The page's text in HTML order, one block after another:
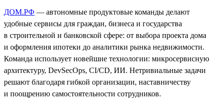
ДОМ.РФ — автономные продуктовые команды делают
удобные сервисы для граждан, бизнеса и государства
в строительной и банковской сфере: от выбора проекта дома
и оформления ипотеки до аналитики рынка недвижимости.
Команда использует новейшие технологии: микросервисную
архитектуру, DevSecOps, CI/CD, ИИ. Нетривиальные задачи
решают благодаря гибкой организации, наставничеству
и поощрению самостоятельности сотрудников.